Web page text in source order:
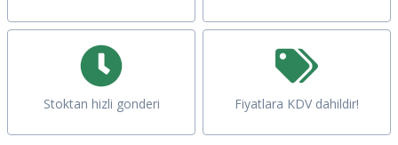
Stoktan hizli gonderi Fiyatlara KDV dahildir!